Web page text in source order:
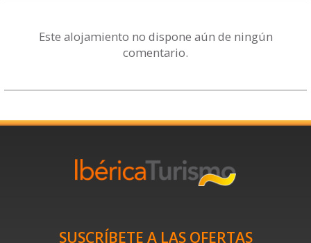
Este alojamiento no dispone aún de ningún
comentario.
SUSCRÍBETE A LAS OFERTAS